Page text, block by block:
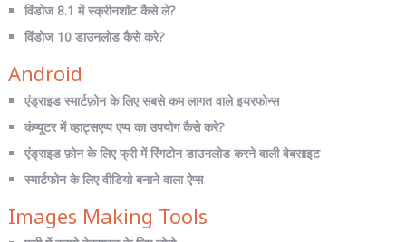
विंडोज 8.1 में स्क्रीनशॉट कैसे ले?
विंडोज 10 डाउनलोड कैसे करे?
Android
एंड्राइड स्मार्टफ़ोन के लिए सबसे कम लागत वाले इयरफोन्स
कंप्यूटर में व्हाट्सएप्प एप्प का उपयोग कैसे करे?
एंड्राइड फ़ोन के लिए फ्री में रिंगटोन डाउनलोड करने वाली वेबसाइट
स्मार्टफोन के लिए वीडियो बनाने वाला ऐप्स
Images Making Tools